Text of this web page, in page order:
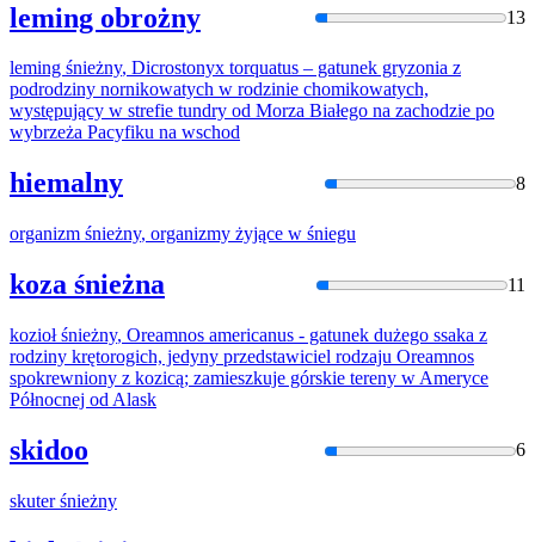
leming obrożny 13
leming śnieżny, Dicrostonyx torquatus – gatunek gryzonia z
podrodziny nornikowatych w rodzinie chomikowatych,
występujący w strefie tundry od Morza Białego na zachodzie po
wybrzeża Pacyfiku na wschod
hiemalny 8
organizm śnieżny, organizmy żyjące w śniegu
koza śnieżna 11
koziołśnieżny, Oreamnos americanus - gatunek dużego ssaka z
rodziny krętorogich, jedyny przedstawiciel rodzaju Oreamnos
spokrewniony z kozicą; zamieszkuje górskie tereny w Ameryce
Północnej od Alask
skidoo 6
skuterśnieżny